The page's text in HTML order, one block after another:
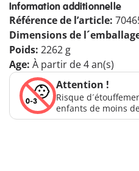
Information additionnelle
Référence de l’article:
Dimensions de
Poids: 2262 g
Age: À partir de 4 an(s)
Attention !
Risque
enfants de moins